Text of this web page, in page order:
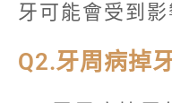
牙可能會受到影
Q2.牙周病掉